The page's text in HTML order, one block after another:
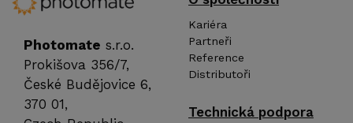
Photomate s.r.o.
Prokišova 356/7,
České Budějovice 6,
370 01,
Kariéra
Partneři
Reference
Distributoři
Technická podpora